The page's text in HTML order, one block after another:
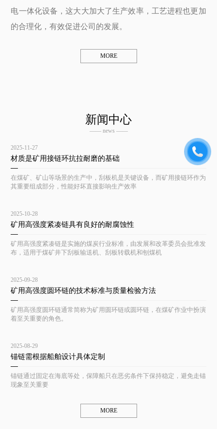
电一体化设备，这大大加大了生产效率，工艺进程也更加
的合理化，有效促进公司的发展。
MORE
新闻中心
—— news ——
2025-11-27
材质是矿用接链环抗拉耐磨的基础
在煤矿、矿山等场景的生产中，刮板机是关键设备，而矿用接链环作为
其重要组成部分，性能好坏直接影响生产效率
2025-10-28
矿用高强度紧凑链具有良好的耐腐蚀性
矿用高强度紧凑链是实施的煤炭行业标准，由发展和改革委员会批准发
布，适用于煤矿井下刮板输送机、刮板转载机和刨煤机
2025-09-28
矿用高强度圆环链的技术标准与质量检验方法
矿用高强度圆环链通常简称为矿用圆环链或圆环链，在煤矿作业中扮演
着至关重要的角色。
2025-08-29
锚链需根据船舶设计具体定制
锚链通过固定在海底等处，保障船只在恶劣条件下保持稳定，避免走锚
现象至关重要
MORE